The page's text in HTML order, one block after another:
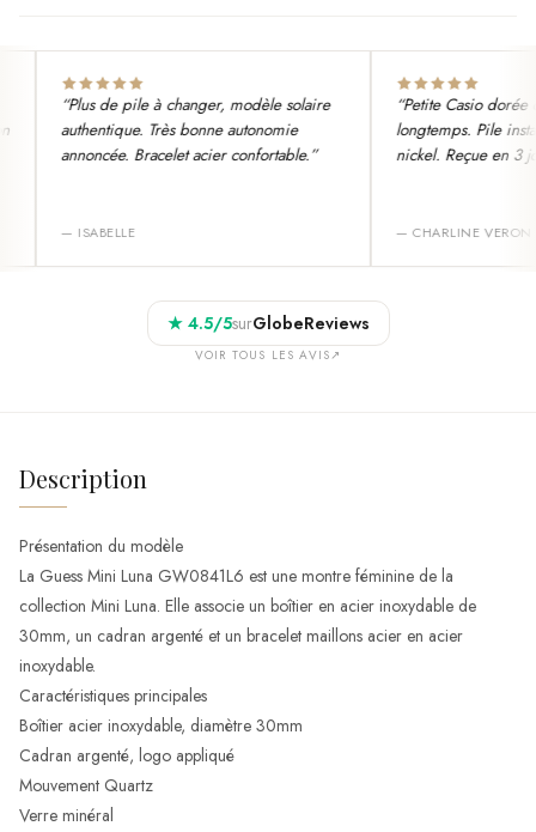
Plus de pile à changer, modèle solaire
authentique. Très bonne autonomie
annoncée. Bracelet acier confortable.”
—ISABELLE
Petite Casio dorée
longtemps. Pile
nickel. Reçue en 3
—CHARLINE VERON
★ 4.5/5surGlobeReviews
VOIR TOUS LES AVIS↗
Description
Présentation du modèle
La Guess Mini Luna GW0841L6 est une montre féminine de la
collection Mini Luna. Elle associe un boîtier en acier inoxydable de
30mm, un cadran argenté et un bracelet maillons acier en acier
inoxydable.
Caractéristiques principales
Boîtier acier inoxydable, diamètre 30mm
Cadran argenté, logo appliqué
Mouvement Quartz
Verre minéral